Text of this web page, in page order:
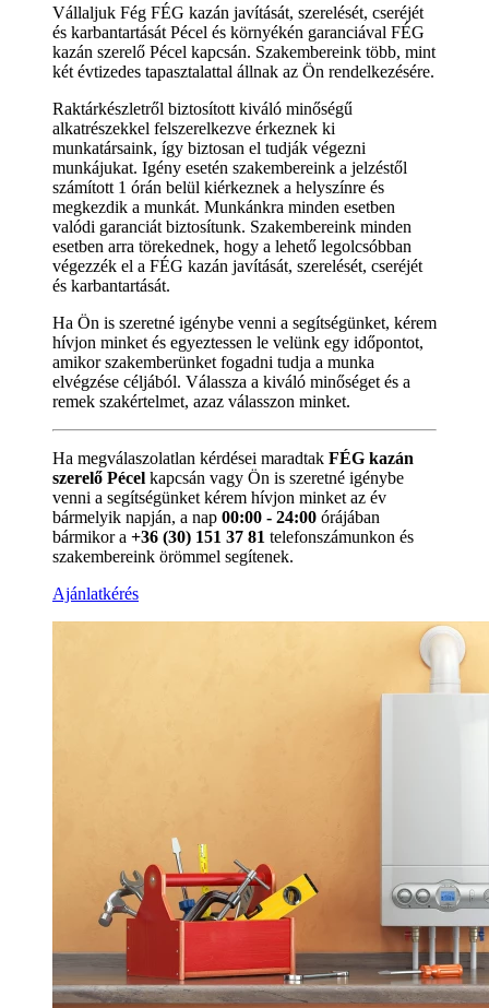
Vállaljuk Fég FÉG kazán javítását, szerelését, cseréjét
és karbantartását Pécel és környékén garanciával FÉG
kazán szerelő Pécel kapcsán. Szakembereink több, mint
két évtizedes tapasztalattal állnak az Ön rendelkezésére.
Raktárkészletről biztosított kiváló minőségű
alkatrészekkel felszerelkezve érkeznek ki
munkatársaink, így biztosan el tudják végezni
munkájukat. Igény esetén szakembereink a jelzéstől
számított 1 órán belül kiérkeznek a helyszínre és
megkezdik a munkát. Munkánkra minden esetben
valódi garanciát biztosítunk. Szakembereink minden
esetben arra törekednek, hogy a lehető legolcsóbban
végezzék el a FÉG kazán javítását, szerelését, cseréjét
és karbantartását.
Ha Ön is szeretné igénybe venni a segítségünket, kérem
hívjon minket és egyeztessen le velünk egy időpontot,
amikor szakemberünket fogadni tudja a munka
elvégzése céljából. Válassza a kiváló minőséget és a
remek szakértelmet, azaz válasszon minket.
Ha megválaszolatlan kérdései maradtak FÉG kazán
szerelő Pécel kapcsán vagy Ön is szeretné igénybe
venni a segítségünket kérem hívjon minket az év
bármelyik napján, a nap 00:00 - 24:00 órájában
bármikor a +36 (30) 151 37 81 telefonszámunkon és
szakembereink örömmel segítenek.
Ajánlatkérés